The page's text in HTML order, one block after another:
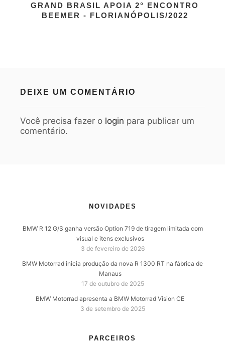
GRAND BRASIL APOIA 2° ENCONTRO
BEEMER - FLORIANÓPOLIS/2022
DEIXE UM COMENTÁRIO
Você precisa fazer o login para publicar um
comentário.
NOVIDADES
BMW R 12 G/S ganha versão Option 719 de tiragem limitada com
visual e itens exclusivos
3 de fevereiro de 2026
BMW Motorrad inicia produção da nova R 1300 RT na fábrica de
Manaus
17 de outubro de 2025
BMW Motorrad apresenta a BMW Motorrad Vision CE
3 de setembro de 2025
PARCEIROS